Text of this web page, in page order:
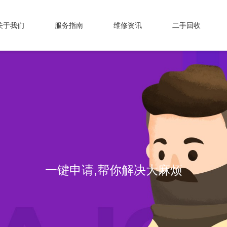
于我们 服务指南 维修资讯 二手回收
专业维修，我们值得信赖！